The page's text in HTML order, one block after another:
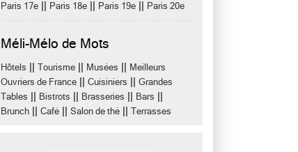
Paris 17e Paris 18e Paris 19e Paris 20e
Méli-Mélo de Mots
Hôtels Tourisme Musées
Meilleurs
Ouvriers de France
Cuisiniers
Grandes
Tables
Bistrots Brasseries Bars
Brunch Café Salon de thé Terrasses